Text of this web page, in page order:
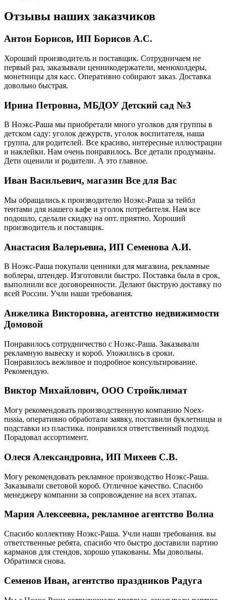
Отзывы наших заказчиков
Антон Борисов, ИП Борисов А.С.
Хороший производитель и поставщик. Сотрудничаем не
первый раз, заказывали ценникодержатели, менюхолдеры,
монетницы для касс. Оперативно собирают заказ. Доставка
довольно быстрая.
Ирина Петровна, МБДОУ Детский сад №3
В Ноэкс-Раша мы приобретали много уголков для группы в
детском саду: уголок дежурств, уголок воспитателя, наша
группа, для родителей. Все красиво, интересные иллюстрации
и наклейки. Нам очень понравилось. Все детали продуманы.
Дети оценили и родители. А это главное.
Иван Васильевич, магазин Все для Вас
Мы обращались к производителю Ноэкс-Раша за тейбл
тентами для нашего кафе и уголок потребителя. Нам все
подошло, сделали скидку на опт. приятно. Хороший
производитель и поставщик.
Анастасия Валерьевна, ИП Семенова А.И.
В Ноэкс-Раша покупали ценники для магазина, рекламные
воблеры, штендер. Изготовили быстро. Поставка была в срок,
выполнили все договоренности. Делают быструю доставку по
всей России. Учли наши требования.
Анжелика Викторовна, агентство недвижимости
Домовой
Понравилось сотрудничество с Ноэкс-Раша. Заказывали
рекламную вывеску и короб. Уложились в сроки.
Понравилось вежливое и подробное консультирование.
Рекомендую.
Виктор Михайлович, ООО Стройклимат
Могу рекомендовать производственную компанию Noex-
russia, оперативно обработали заявку, поставили буклетницы и
подставки из пластика. понравился ответственный подход.
Порадовал ассортимент.
Олеся Александровна, ИП Михеев С.В.
Могу рекомендовать рекламное производство Ноэкс-Раша.
Заказывали световой короб. Отличное качество. Спасибо
менеджеру компании за сопровождение на всех этапах.
Мария Алексеевна, рекламное агентство Волна
Спасибо коллективу Ноэкс-Раша. Учли наши требования. вы
ответственные ребята, спасибо что быстро доставили партию
карманов для стендов, хорошо упакованы. Мы довольны.
Обратимся снова.
Семенов Иван, агентство праздников Радуга